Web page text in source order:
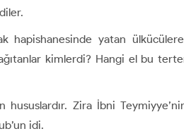
hapishanesinde yatan
kimlerdi? Hangi el bu
Zira İbni
idi.